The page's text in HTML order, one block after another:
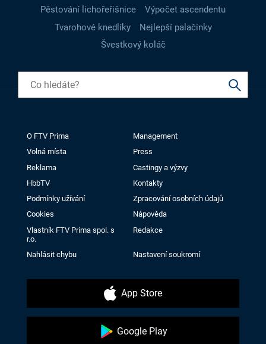
Pěstování lichořeřišnice
Výpočet ascendentu
Tvarohové knedlíky
Nejlepší palačinky
Švestkový koláč
O FTV Prima
Management
Volná místa
Press
Reklama
Castingy a výzvy
HbbTV
Kontakty
Podmínky užívání
Zpracování osobních údajů
Cookies
Nápověda
Vlastník FTV Prima spol. s
r.o.
Redakce
Nahlásit chybu Nastavení soukromí
App Store
Google Play